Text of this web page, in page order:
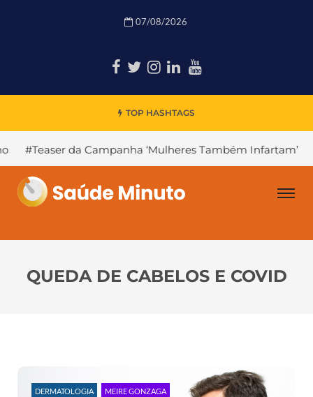
07/08/2026
TOP HASHTAGS
‘Mulheres Também Infartam’ #Declínio
QUEDA DE CABELOS E COVID
DERMATOLOGIA MEIRE GONZAGA